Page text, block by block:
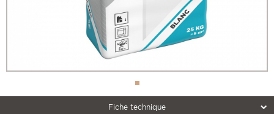
Fiche technique